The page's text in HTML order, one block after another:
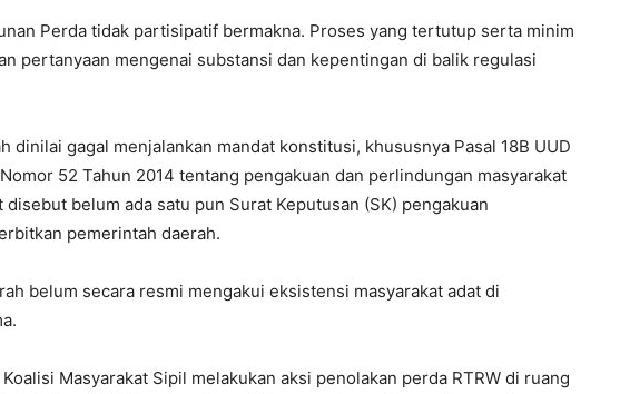
Perda tidak partisipatif bermakna. Proses yang tertutup serta minim
pertanyaan mengenai substansi dan kepentingan di balik regulasi
dinilai gagal menjalankan mandat konstitusi, khususnya Pasal 18B UUD
52 Tahun 2014 tentang pengakuan dan perlindungan masyarakat
belum ada satu pun Surat Keputusan (SK) pengakuan
pemerintah daerah.
belum secara resmi mengakui eksistensi masyarakat adat di
Masyarakat Sipil melakukan aksi penolakan perda RTRW di ruang